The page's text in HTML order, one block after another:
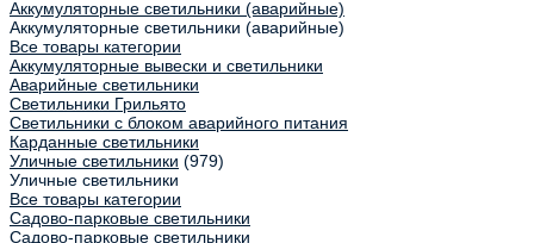
Аккумуляторные светильники (аварийные)
Аккумуляторные светильники (аварийные)
Все товары категории
Аккумуляторные вывески и светильники
Аварийные светильники
Светильники Грильято
Светильники с блоком аварийного питания
Карданные светильники
Уличные светильники (979)
Уличные светильники
Все товары категории
Садово-парковые светильники
Садово-парковые светильники